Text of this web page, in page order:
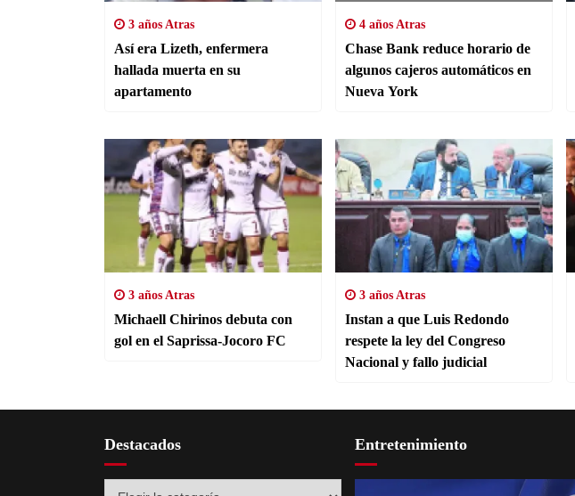
3 años Atras
Así era Lizeth, enfermera
hallada muerta en su
apartamento
4 años Atras
Chase Bank reduce horario de
algunos cajeros automáticos en
Nueva York
3 años Atras
Michaell Chirinos debuta con
gol en el Saprissa-Jocoro FC
3 años Atras
Instan a que Luis Redondo
respete la ley del Congreso
Nacional y fallo judicial
Destacados Entretenimiento